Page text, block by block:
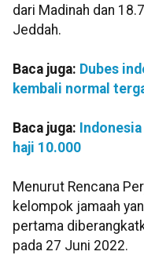
dari Madinah dan
Jeddah.
Baca juga: Dubes
kembali normal
Baca juga:
haji 10.000
Menurut Rencana
kelompok jamaah
pertama
pada 27 Juni 2022.